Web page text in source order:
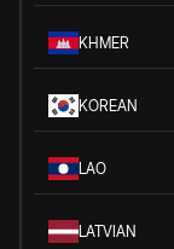
KHMER
KOREAN
LAO
LATVIAN